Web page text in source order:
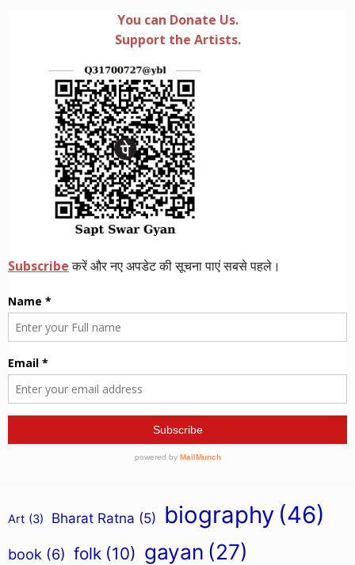
Art (3) Bharat Ratna (5) biography (46)
book (6) folk (10) gayan (27)